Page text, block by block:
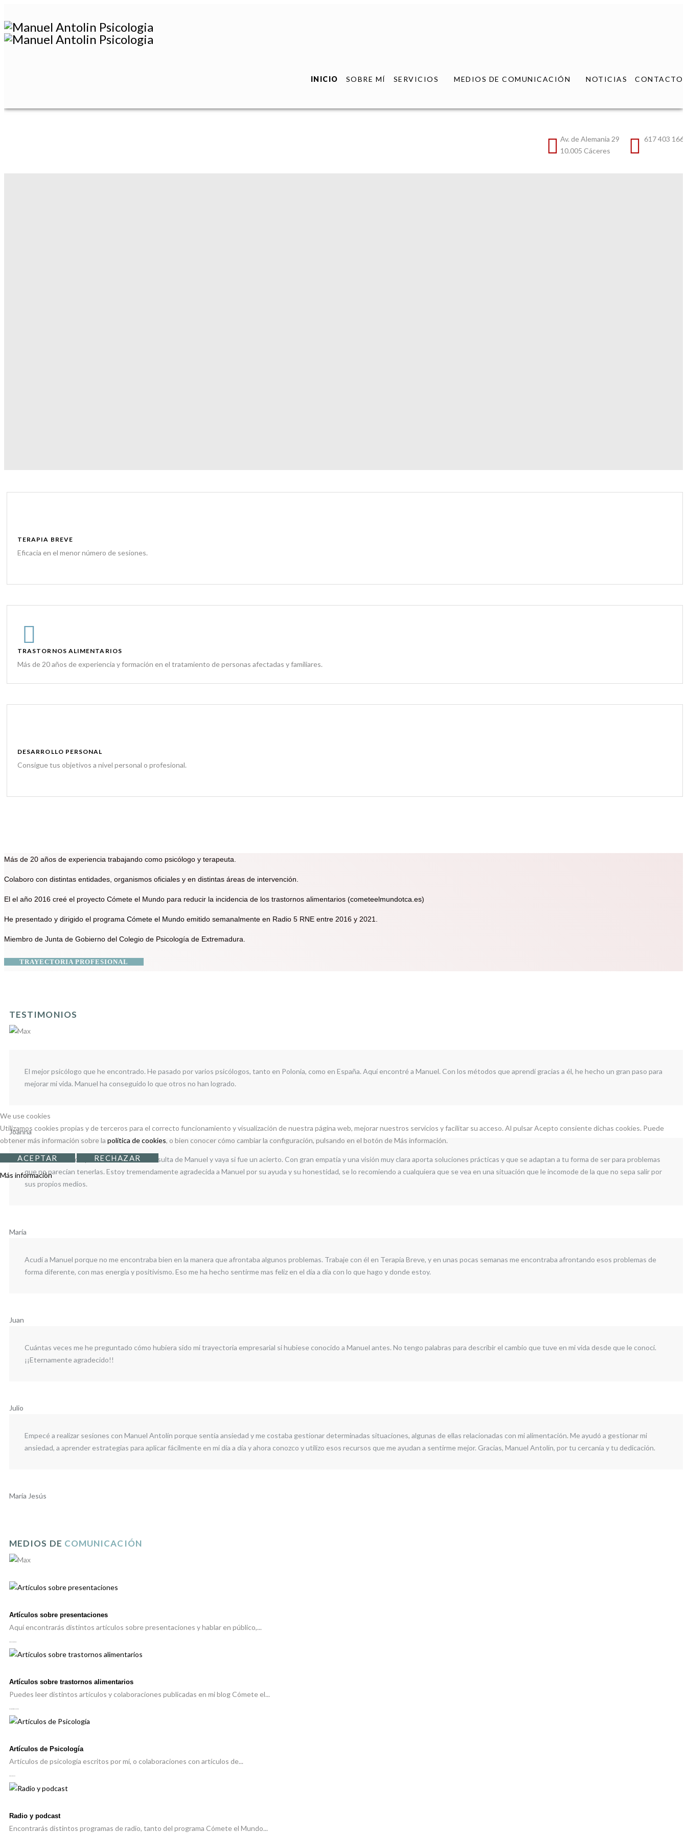
INICIO SOBRE MÍ SERVICIOS MEDIOS DE COMUNICACIÓN NOTICIAS CONTACTO
Av. de Alemania 29
10.005 Cáceres
617 403 166
TERAPIA BREVE
Eficacia en el menor número de sesiones.
TRASTORNOS ALIMENTARIOS
Más de 20 años de experiencia y formación en el tratamiento de personas afectadas y familiares.
DESARROLLO PERSONAL
Consigue tus objetivos a nivel personal o profesional.
Más de 20 años de experiencia trabajando como psicólogo y terapeuta.
Colaboro con distintas entidades, organismos oficiales y en distintas áreas de intervención.
El el año 2016 creé el proyecto Cómete el Mundo para reducir la incidencia de los trastornos alimentarios (cometeelmundotca.es)
He presentado y dirigido el programa Cómete el Mundo emitido semanalmente en Radio 5 RNE entre 2016 y 2021.
Miembro de Junta de Gobierno del Colegio de Psicología de Extremadura.
TRAYECTORIA PROFESIONAL
TESTIMONIOS
El mejor psicólogo que he encontrado. He pasado por varios psicólogos, tanto en Polonia, como en España. Aquí encontré a Manuel. Con los métodos que aprendí gracias a él, he hecho un gran paso para
mejorar mi vida. Manuel ha conseguido lo que otros no han logrado.
Joanna
Me recomendaron ¡desde Valencia! la consulta de Manuel y vaya si fue un acierto. Con gran empatía y una visión muy clara aporta soluciones prácticas y que se adaptan a tu forma de ser para problemas
que no parecían tenerlas. Estoy tremendamente agradecida a Manuel por su ayuda y su honestidad, se lo recomiendo a cualquiera que se vea en una situación que le incomode de la que no sepa salir por
sus propios medios.
María
Acudí a Manuel porque no me encontraba bien en la manera que afrontaba algunos problemas. Trabaje con él en Terapia Breve, y en unas pocas semanas me encontraba afrontando esos problemas de
forma diferente, con mas energía y positivismo. Eso me ha hecho sentirme mas feliz en el día a día con lo que hago y donde estoy.
Juan
Cuántas veces me he preguntado cómo hubiera sido mi trayectoria empresarial si hubiese conocido a Manuel antes. No tengo palabras para describir el cambio que tuve en mi vida desde que le conocí.
¡¡Eternamente agradecido!!
Julio
Empecé a realizar sesiones con Manuel Antolín porque sentía ansiedad y me costaba gestionar determinadas situaciones, algunas de ellas relacionadas con mi alimentación. Me ayudó a gestionar mi
ansiedad, a aprender estrategias para aplicar fácilmente en mi día a día y ahora conozco y utilizo esos recursos que me ayudan a sentirme mejor. Gracias, Manuel Antolín, por tu cercanía y tu dedicación.
María Jesús
MEDIOS DE COMUNICACIÓN
Artículos sobre presentaciones
Aquí encontrarás distintos artículos sobre presentaciones y hablar en público,...
Artículos sobre trastornos alimentarios
Puedes leer distintos artículos y colaboraciones publicadas en mi blog Cómete el...
Artículos de Psicología
Artículos de psicología escritos por mí, o colaboraciones con artículos de...
Radio y podcast
Encontrarás distintos programas de radio, tanto del programa Cómete el Mundo...
We use cookies
Utilizamos cookies propias y de terceros para el correcto funcionamiento y visualización de nuestra página web, mejorar nuestros servicios y facilitar su acceso. Al pulsar Acepto consiente dichas cookies. Puede
obtener más información sobre la política de cookies, o bien conocer cómo cambiar la configuración, pulsando en el botón de Más información.
ACEPTAR RECHAZAR
Más información